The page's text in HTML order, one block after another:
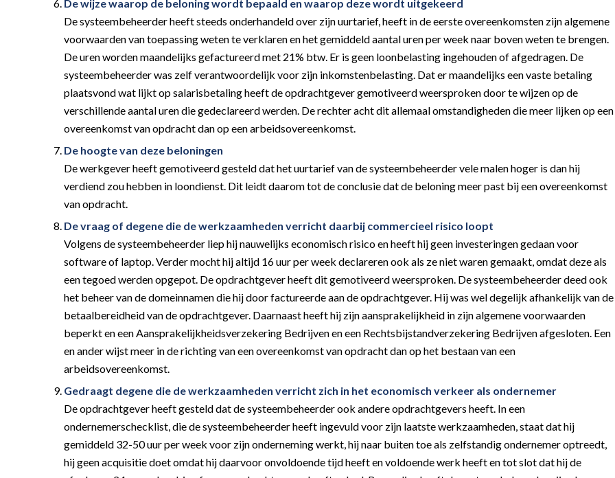
De wijze waarop de beloning wordt bepaald en waarop deze wordt uitgekeerd
De systeembeheerder heeft steeds onderhandeld over zijn uurtarief, heeft in de eerste overeenkomsten zijn algemene
voorwaarden van toepassing weten te verklaren en het gemiddeld aantal uren per week naar boven weten te brengen.
De uren worden maandelijks gefactureerd met 21% btw. Er is geen loonbelasting ingehouden of afgedragen. De
systeembeheerder was zelf verantwoordelijk voor zijn inkomstenbelasting. Dat er maandelijks een vaste betaling
plaatsvond wat lijkt op salarisbetaling heeft de opdrachtgever gemotiveerd weersproken door te wijzen op de
verschillende aantal uren die gedeclareerd werden. De rechter acht dit allemaal omstandigheden die meer lijken op een
overeenkomst van opdracht dan op een arbeidsovereenkomst.
De hoogte van deze beloningen
De werkgever heeft gemotiveerd gesteld dat het uurtarief van de systeembeheerder vele malen hoger is dan hij
verdiend zou hebben in loondienst. Dit leidt daarom tot de conclusie dat de beloning meer past bij een overeenkomst
van opdracht.
De vraag of degene die de werkzaamheden verricht daarbij commercieel risico loopt
Volgens de systeembeheerder liep hij nauwelijks economisch risico en heeft hij geen investeringen gedaan voor
software of laptop. Verder mocht hij altijd 16 uur per week declareren ook als ze niet waren gemaakt, omdat deze als
een tegoed werden opgepot. De opdrachtgever heeft dit gemotiveerd weersproken. De systeembeheerder deed ook
het beheer van de domeinnamen die hij door factureerde aan de opdrachtgever. Hij was wel degelijk afhankelijk van de
betaalbereidheid van de opdrachtgever. Daarnaast heeft hij zijn aansprakelijkheid in zijn algemene voorwaarden
beperkt en een Aansprakelijkheidsverzekering Bedrijven en een Rechtsbijstandverzekering Bedrijven afgesloten. Een
en ander wijst meer in de richting van een overeenkomst van opdracht dan op het bestaan van een
arbeidsovereenkomst.
Gedraagt degene die de werkzaamheden verricht zich in het economisch verkeer als ondernemer
De opdrachtgever heeft gesteld dat de systeembeheerder ook andere opdrachtgevers heeft. In een
ondernemerschecklist, die de systeembeheerder heeft ingevuld voor zijn laatste werkzaamheden, staat dat hij
gemiddeld 32-50 uur per week voor zijn onderneming werkt, hij naar buiten toe als zelfstandig ondernemer optreedt,
hij geen acquisitie doet omdat hij daarvoor onvoldoende tijd heeft en voldoende werk heeft en tot slot dat hij de